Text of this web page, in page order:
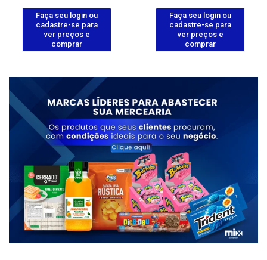
Faça seu login ou
cadastre-se para
ver preços e
comprar
Faça seu login ou
cadastre-se para
ver preços e
comprar